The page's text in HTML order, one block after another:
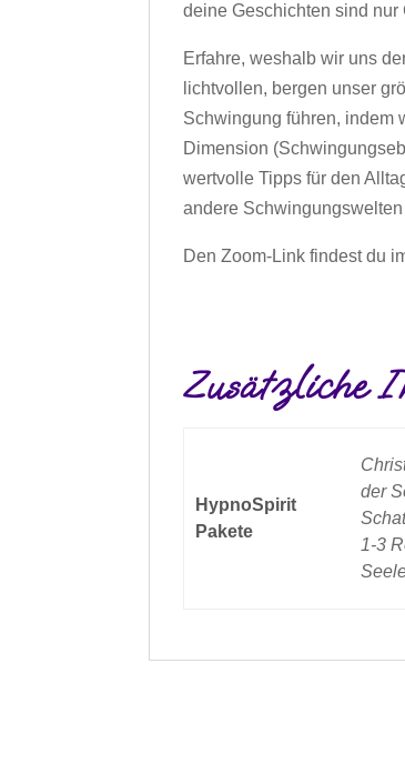
deine Geschichten sind
Erfahre, weshalb wir uns
lichtvollen, bergen unser
Schwingung führen, indem
Dimension
wertvolle Tipps für den
andere Schwingungswelten
Den Zoom-Link findest du
Zusätzliche
HypnoSpirit
Pakete
der
1-3